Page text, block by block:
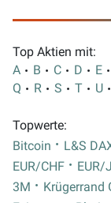
Top Aktien mit:
A
B C D E
Q
R S T U
Topwerte:
Bitcoin
L&S
EUR/CHF
EUR/
3M
Krügerrand